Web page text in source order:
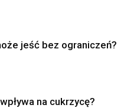
jeść bez ograniczeń?
na cukrzycę?